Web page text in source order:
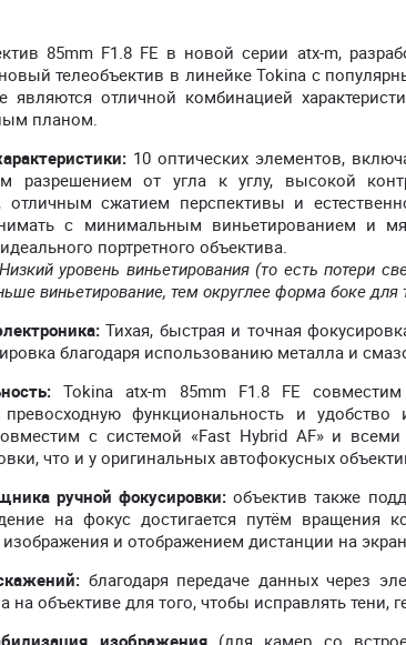
85mm F1.8 FE в новой серии atx-m,
телеобъектив в линейке Tokina с
являются отличной комбинацией
планом.
10 оптических элементов,
разрешением от угла к углу, высокой
отличным сжатием перспективы и
с минимальным виньетированием и
портретного объектива.
уровень виньетирования (то есть потери
виньетирование, тем округлее форма боке для
Тихая, быстрая и точная
благодаря использованию металла и
Tokina atx-m 85mm F1.8 FE
превосходную функциональность и
с системой «Fast Hybrid AF» и всеми
что и у оригинальных автофокусных
ручной фокусировки: объектив также
на фокус достигается путём
и отображением дистанции на
благодаря передаче данных через
на объективе для того, чтобы исправлять тени,
изображения (для камер со